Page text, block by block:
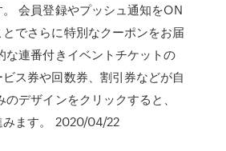
会員登録やプッシュ通知をON
でさらに特別なクーポンをお届
な連番付きイベントチケットの
ス券や回数券、割引券などが自
デザインをクリックすると、
みます。 2020/04/22